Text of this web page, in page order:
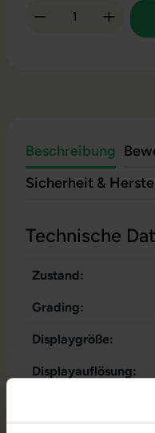
Produkt
Beschreibung
Sicherheit &
Technische
Zustand:
Grading:
Displaygröße:
Displayauflösung: